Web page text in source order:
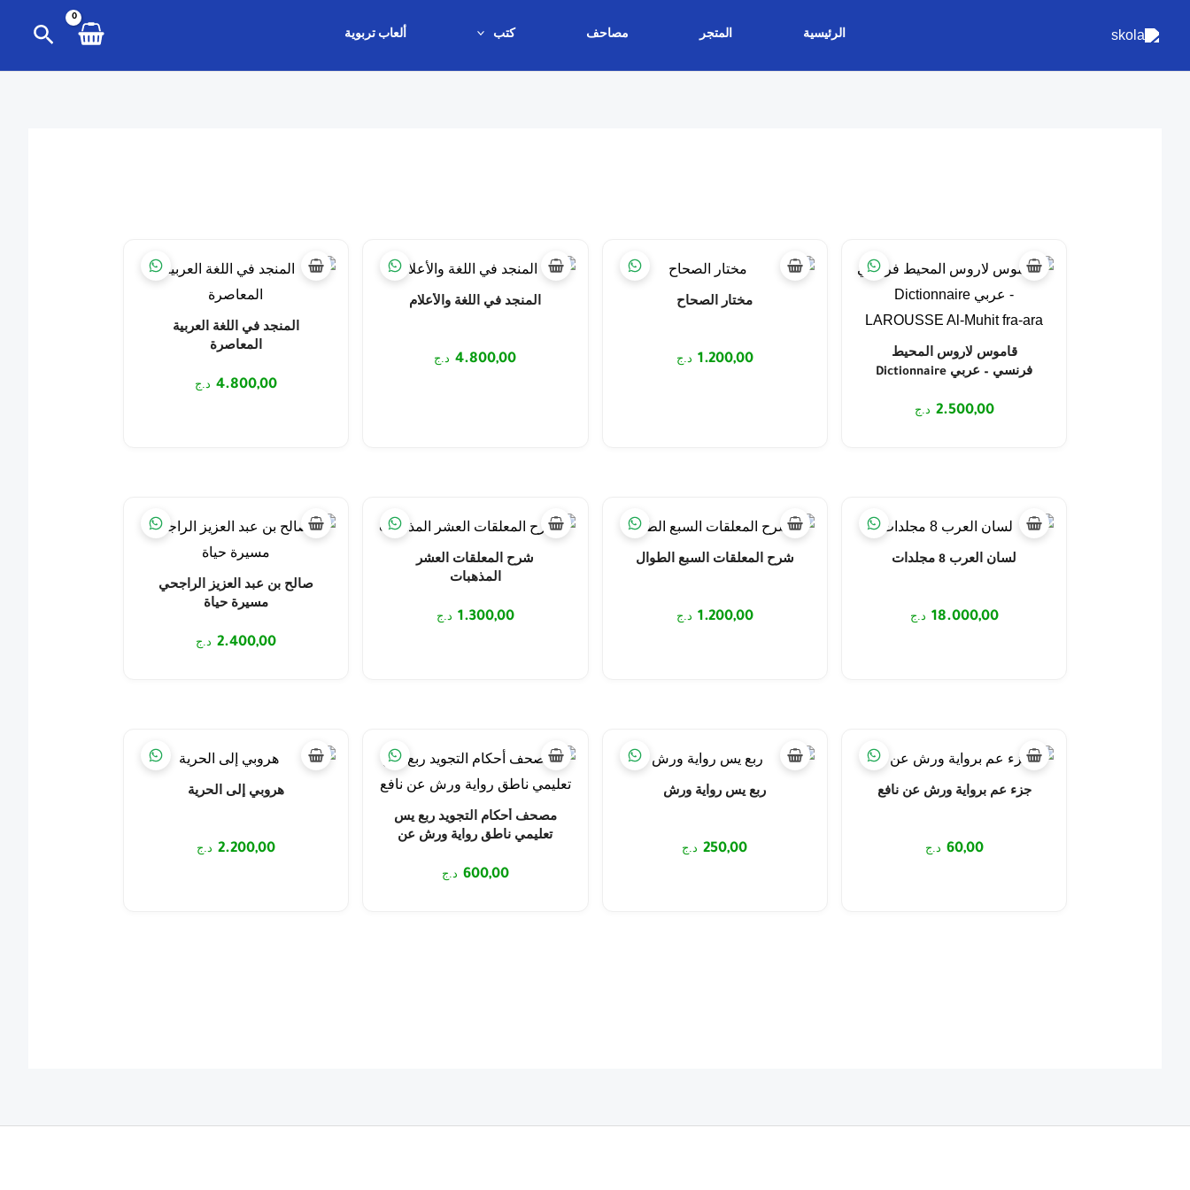
الرئيسية المتجر مصاحف كتب ألعاب تربوية
قاموس لاروس المحيط
فرنسي – عربي Dictionnaire
2.500,00 د.ج
مختار الصحاح
1.200,00 د.ج
المنجد في اللغة والأعلام
4.800,00 د.ج
المنجد في اللغة العربية
المعاصرة
4.800,00 د.ج
لسان العرب 8 مجلدات
18.000,00 د.ج
شرح المعلقات السبع الطوال
1.200,00 د.ج
شرح المعلقات العشر
المذهبات
1.300,00 د.ج
صالح بن عبد العزيز الراجحي
مسيرة حياة
2.400,00 د.ج
جزء عم برواية ورش عن نافع
60,00 د.ج
ربع يس رواية ورش
250,00 د.ج
مصحف أحكام التجويد ربع يس
تعليمي ناطق رواية ورش عن
600,00 د.ج
هروبي إلى الحرية
2.200,00 د.ج